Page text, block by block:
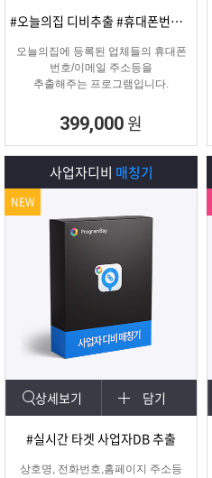
#오늘의집 디비추출 #휴대폰번호/이메일
오늘의집에 등록된 업체들의 휴대폰
번호/이메일 주소등을
추출해주는 프로그램입니다.
399,000 원
사업자디비 매칭기
상세보기 담기
#실시간 타겟 사업자DB 추출
상호명, 전화번호,홈페이지 주소등
NEW